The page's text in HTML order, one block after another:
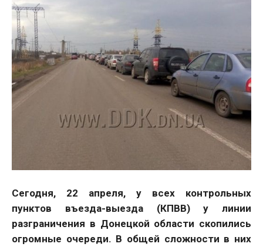
Сегодня, 22 апреля, у всех контрольных
пунктов въезда-выезда (КПВВ) у линии
разграничения в Донецкой области скопились
огромные очереди. В общей сложности в них